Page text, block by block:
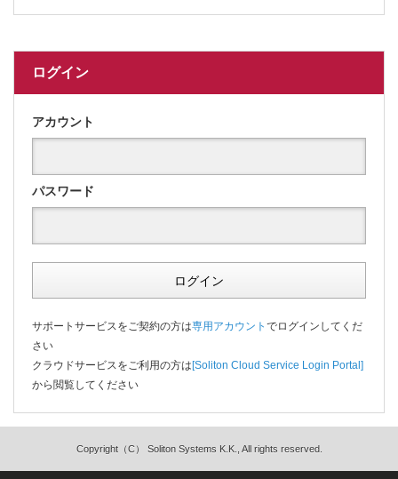
ログイン
アカウント
パスワード
ログイン
サポートサービスをご契約の方は専用アカウント でログインしてくだ
さい
クラウドサービスをご利用の方は [Soliton Cloud Service Login Portal]
から閲覧してください
Copyright（C） Soliton Systems K.K., All rights reserved.